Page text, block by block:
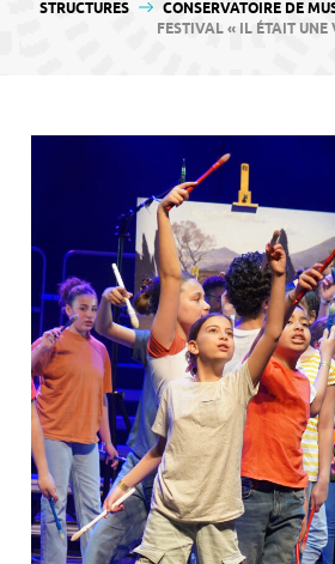
STRUCTURES
CONSERVATOIRE DE
FESTIVAL « IL ÉTAIT UNE